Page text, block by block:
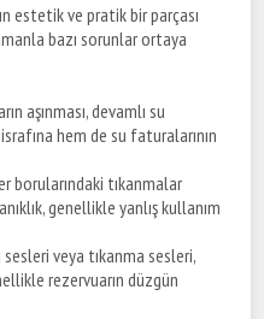
estetik ve pratik bir parçası
bazı sorunlar ortaya
aşınması, devamlı su
hem de su faturalarının
borularındaki tıkanmalar
genellikle yanlış kullanım
veya tıkanma sesleri,
rezervuarın düzgün